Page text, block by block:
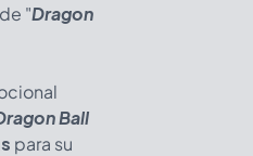
"Dragon
Ball
para su